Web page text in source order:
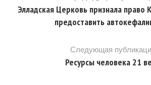
Элладская Церковь признала право
предоставить
Следующая
Ресурсы человека 21